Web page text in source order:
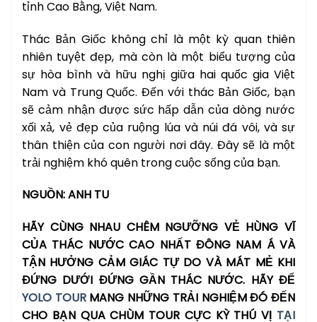
tỉnh Cao Bằng, Việt Nam.
Thác Bản Giốc không chỉ là một kỳ quan thiên
nhiên tuyệt đẹp, mà còn là một biểu tượng của
sự hòa bình và hữu nghị giữa hai quốc gia Việt
Nam và Trung Quốc. Đến với thác Bản Giốc, bạn
sẽ cảm nhận được sức hấp dẫn của dòng nước
xối xả, vẻ đẹp của ruộng lúa và núi đá vôi, và sự
thân thiện của con người nơi đây. Đây sẽ là một
trải nghiệm khó quên trong cuộc sống của bạn.
NGUỒN: ANH TU
HÃY CÙNG NHAU CHÊM NGƯỠNG VẺ HÙNG VĨ
CỦA THÁC NƯỚC CAO NHẤT ĐÔNG NAM Á VÀ
TẬN HƯỞNG CẢM GIÁC TỰ DO VÀ MÁT MẺ KHI
ĐỨNG DƯỚI ĐỨNG GẦN THÁC NƯỚC. HÃY ĐỂ
YOLO TOURMANG NHỮNG TRẢI NGHIỆM ĐÓ ĐẾN
CHO BẠN QUA CHÙM TOUR CỰC KỲ THÚ VỊ TẠI